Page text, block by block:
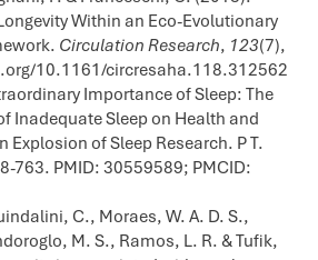
Within an Eco-Evolutionary
Circulation Research, 123(7),
10.1161/circresaha.118.312562
Importance of Sleep: The
Inadequate Sleep on Health and
Explosion of Sleep Research. P T.
763. PMID: 30559589; PMCID:
C., Moraes, W. A. D. S.,
M. S., Ramos, L. R. & Tufik,